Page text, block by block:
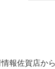
佐賀店か